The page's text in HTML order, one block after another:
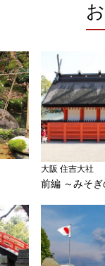
大阪 住吉大社
前編 ～みそ